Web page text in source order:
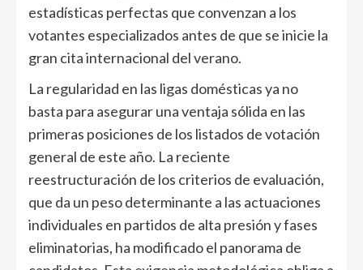
estadísticas perfectas que convenzan a los
votantes especializados antes de que se inicie la
gran cita internacional del verano.
La regularidad en las ligas domésticas ya no
basta para asegurar una ventaja sólida en las
primeras posiciones de los listados de votación
general de este año. La reciente
reestructuración de los criterios de evaluación,
que da un peso determinante a las actuaciones
individuales en partidos de alta presión y fases
eliminatorias, ha modificado el panorama de